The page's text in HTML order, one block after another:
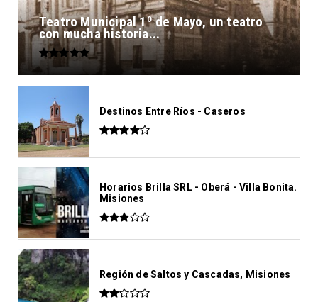
Teatro Municipal 1º de Mayo, un teatro
con mucha historia...
Destinos Entre Ríos - Caseros
Horarios Brilla SRL - Oberá - Villa Bonita.
Misiones
Región de Saltos y Cascadas, Misiones